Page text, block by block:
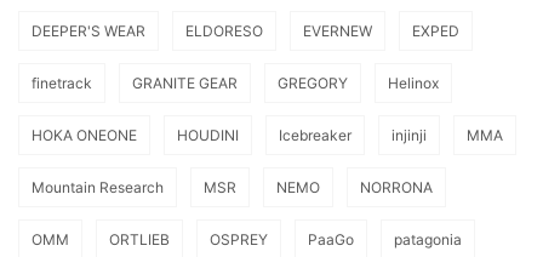
DEEPER'S WEAR ELDORESO EVERNEW EXPED
finetrack GRANITE GEAR GREGORY Helinox
HOKA ONEONE HOUDINI Icebreaker injinji MMA
Mountain Research MSR NEMO NORRONA
OMM ORTLIEB OSPREY PaaGo patagonia